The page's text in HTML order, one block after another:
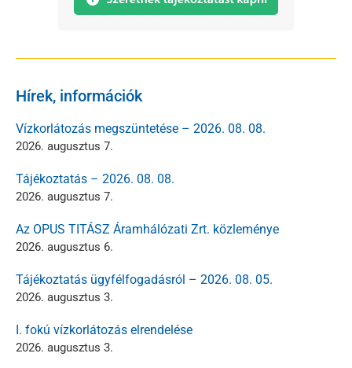
Hírek, információk
Vízkorlátozás megszüntetése – 2026. 08. 08.
2026. augusztus 7.
Tájékoztatás – 2026. 08. 08.
2026. augusztus 7.
Az OPUS TITÁSZ Áramhálózati Zrt. közleménye
2026. augusztus 6.
Tájékoztatás ügyfélfogadásról – 2026. 08. 05.
2026. augusztus 3.
I. fokú vízkorlátozás elrendelése
2026. augusztus 3.